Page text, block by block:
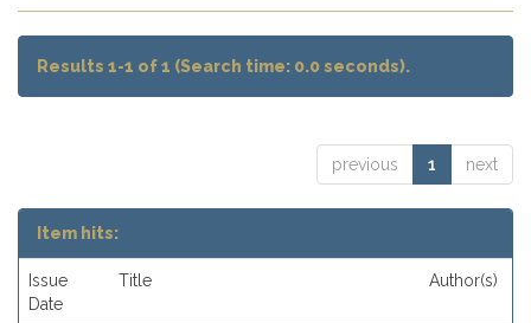
Results 1-1 of 1 (Search time: 0.0 seconds).
previous 1 next
Item hits:
Issue
Date
Title Author(s)